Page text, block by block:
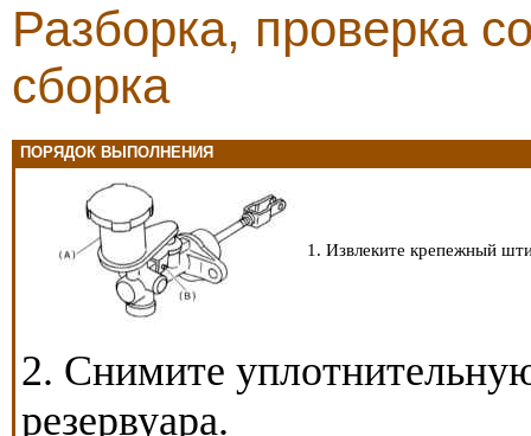
Разборка, проверка
сборка
ПОРЯДОК ВЫПОЛНЕНИЯ
1. Извлеките крепежный
2. Снимите
резервуара.